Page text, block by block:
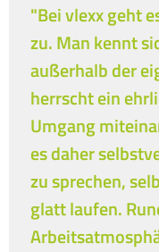
"Bei vlexx geht
zu. Man kennt
außerhalb der
herrscht ein
Umgang
es daher
zu sprechen,
glatt laufen.